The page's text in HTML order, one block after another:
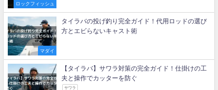
ロックフィッシュ
マダイ
タイラバの投げ釣り完全ガイド！代用ロッドの選び
方とエビらないキャスト術
【タイラバ】サワラ対策の完全ガイド！仕掛けの工
夫と操作でカッターを防ぐ
サワラ